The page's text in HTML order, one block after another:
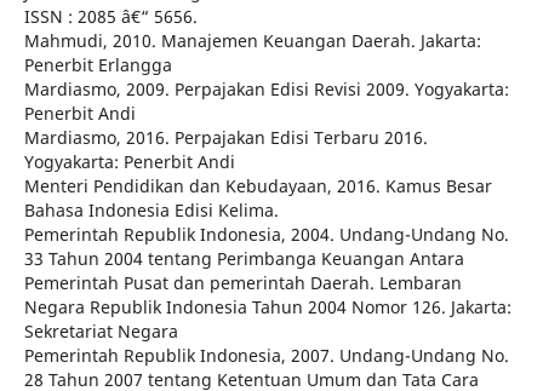
ISSN : 2085 â€“ 5656.
Mahmudi, 2010. Manajemen Keuangan Daerah. Jakarta:
Penerbit Erlangga
Mardiasmo, 2009. Perpajakan Edisi Revisi 2009. Yogyakarta:
Penerbit Andi
Mardiasmo, 2016. Perpajakan Edisi Terbaru 2016.
Yogyakarta: Penerbit Andi
Menteri Pendidikan dan Kebudayaan, 2016. Kamus Besar
Bahasa Indonesia Edisi Kelima.
Pemerintah Republik Indonesia, 2004. Undang-Undang No.
33 Tahun 2004 tentang Perimbanga Keuangan Antara
Pemerintah Pusat dan pemerintah Daerah. Lembaran
Negara Republik Indonesia Tahun 2004 Nomor 126. Jakarta:
Sekretariat Negara
Pemerintah Republik Indonesia, 2007. Undang-Undang No.
28 Tahun 2007 tentang Ketentuan Umum dan Tata Cara